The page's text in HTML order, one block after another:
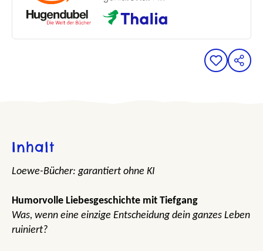
Inhalt
Loewe-Bücher: garantiert ohne KI
Humorvolle Liebesgeschichte mit Tiefgang
Was, wenn eine einzige Entscheidung dein ganzes Leben
ruiniert?